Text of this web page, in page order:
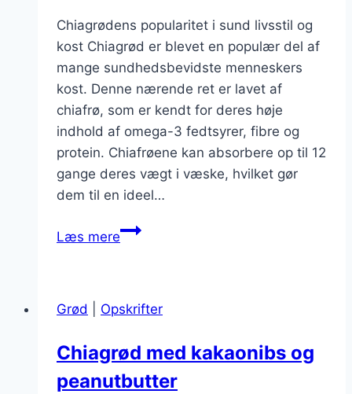
Chiagrødens popularitet i sund livsstil og
kost Chiagrød er blevet en populær del af
mange sundhedsbevidste menneskers
kost. Denne nærende ret er lavet af
chiafrø, som er kendt for deres høje
indhold af omega-3 fedtsyrer, fibre og
protein. Chiafrøene kan absorbere op til 12
gange deres vægt i væske, hvilket gør
dem til en ideel…
Læs mereChiagrød
livsstil
Grød Opskrifter
Chiagrød med kakaonibs og
peanutbutter